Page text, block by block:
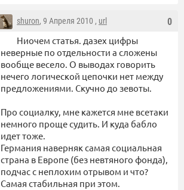
0
shuron, 9 Апреля 2010 , url
Ниочем статья. дазех цифры
неверные по отдельности а сложены
вообще весело. О выводах говорить
нечего логической цепочки нет между
предложениями. Скучно до зевоты.
Про социалку, мне кажется мне всетаки
немного проще судить. И куда бабло
идет тоже.
Германия наверняк самая социальная
страна в Европе (без невтяного фонда),
подчас с неплохим отрывом и что?
Самая стабильная при этом.